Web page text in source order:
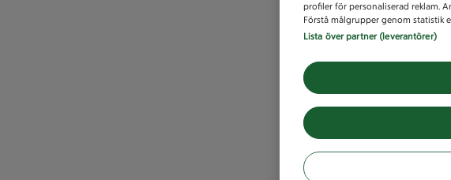
profiler för personaliserad reklam.
Förstå målgrupper genom statistik
Lista över partner (leverantörer)